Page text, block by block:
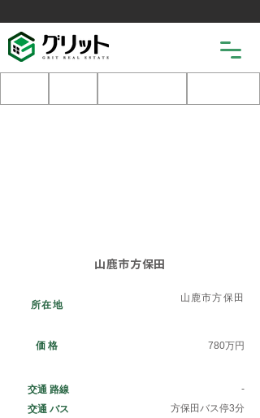
山鹿市方保田
所在地
山鹿市方保田
​価格 780万円
​交通 路線
​交通 バス
-
方保田バス停3分